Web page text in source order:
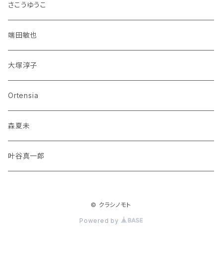
さこうゆうこ
端田敏也
大塚淳子
Ortensia
森夏未
叶谷真一郎
© クラシノモト
Powered by